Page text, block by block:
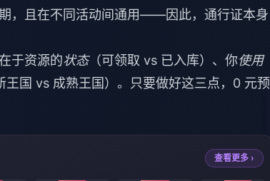
，且在不同活动间通用——因此，通行证本身
于资源的状态（可领取 vs 已入库）、你使用
王国 vs 成熟王国）。只要做好这三点，0 元预
查看更多 ›